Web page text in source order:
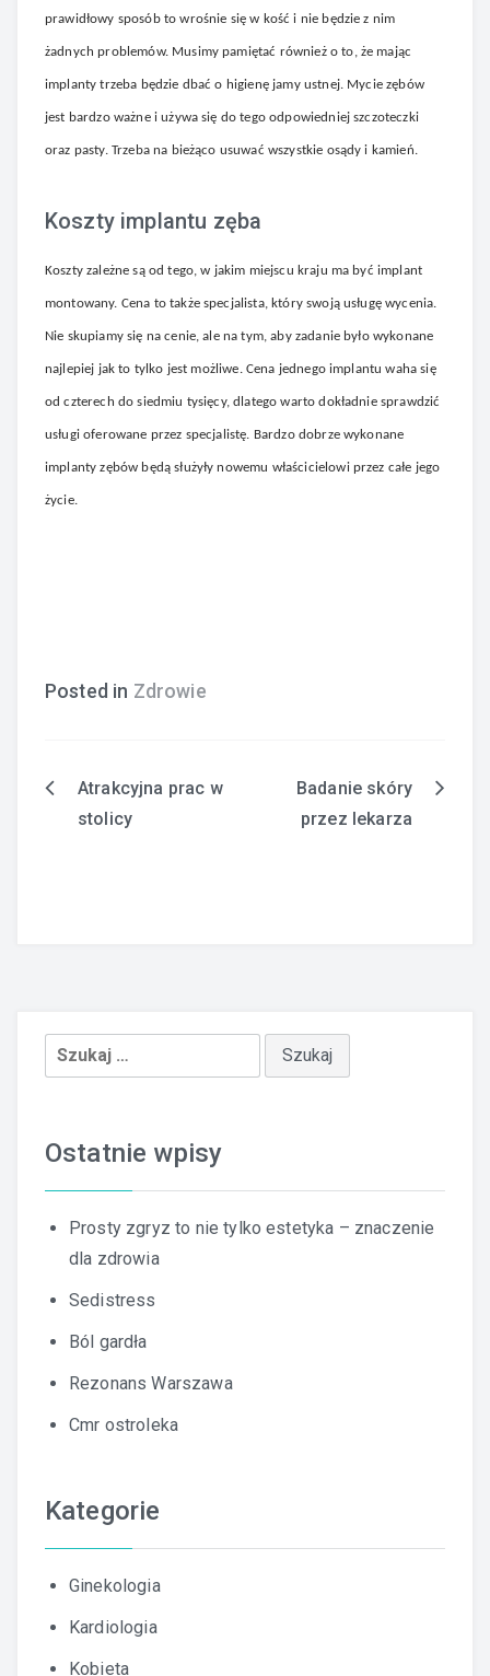
prawidłowy sposób to wrośnie się w kość i nie będzie z nim
żadnych problemów. Musimy pamiętać również o to, że mając
implanty trzeba będzie dbać o higienę jamy ustnej. Mycie zębów
jest bardzo ważne i używa się do tego odpowiedniej szczoteczki
oraz pasty. Trzeba na bieżąco usuwać wszystkie osądy i kamień.
Koszty implantu zęba
Koszty zależne są od tego, w jakim miejscu kraju ma być implant
montowany. Cena to także specjalista, który swoją usługę wycenia.
Nie skupiamy się na cenie, ale na tym, aby zadanie było wykonane
najlepiej jak to tylko jest możliwe. Cena jednego implantu waha się
od czterech do siedmiu tysięcy, dlatego warto dokładnie sprawdzić
usługi oferowane przez specjalistę. Bardzo dobrze wykonane
implanty zębów będą służyły nowemu właścicielowi przez całe jego
życie.
Posted in Zdrowie
Nawigacja
Atrakcyjna prac w
stolicy
Badanie skóry
przez lekarza
Szukaj:
Ostatnie wpisy
Prosty zgryz to nie tylko estetyka – znaczenie
dla zdrowia
Sedistress
Ból gardła
Rezonans Warszawa
Cmr ostroleka
Kategorie
Ginekologia
Kardiologia
Kobieta